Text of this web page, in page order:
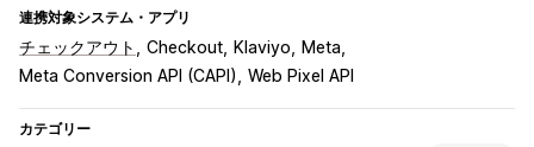
連携対象システム・アプリ
チェックアウト Checkout Klaviyo
Meta
Meta Conversion API (CAPI)
Web Pixel API
カテゴリー